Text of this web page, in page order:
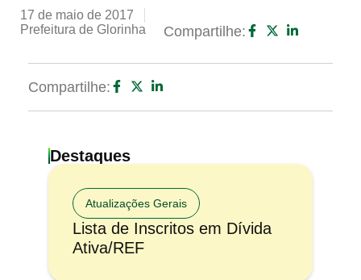
17 de maio de 2017
Prefeitura de Glorinha
Compartilhe:
Compartilhe:
Destaques
Atualizações Gerais
Lista de Inscritos em Dívida
Ativa/REF